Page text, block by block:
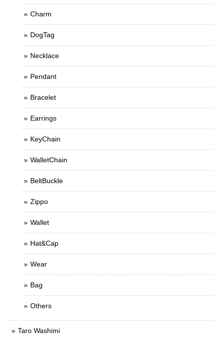
Charm
DogTag
Necklace
Pendant
Bracelet
Earrings
KeyChain
WalletChain
BeltBuckle
Zippo
Wallet
Hat&Cap
Wear
Bag
Others
Taro Washimi